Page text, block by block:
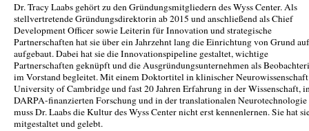
Dr. Tracy Laabs gehört zu den Gründungsmitgliedern des Wyss Center. Als
stellvertretende Gründungsdirektorin ab 2015 und anschließend als Chief
Development Officer sowie Leiterin für Innovation und strategische
Partnerschaften hat sie über ein Jahrzehnt lang die Einrichtung von Grund auf
aufgebaut. Dabei hat sie die Innovationspipeline gestaltet, wichtige
Partnerschaften geknüpft und die Ausgründungsunternehmen als
im Vorstand begleitet. Mit einem Doktortitel in klinischer
University of Cambridge und fast 20 Jahren Erfahrung in der Wissenschaft,
DARPA-finanzierten Forschung und in der translationalen Neurotechnologie
muss Dr. Laabs die Kultur des Wyss Center nicht erst kennenlernen. Sie hat
mitgestaltet und gelebt.